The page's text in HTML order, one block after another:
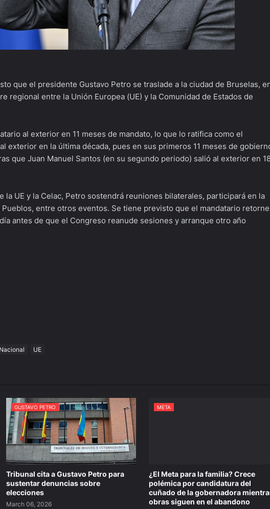
que el presidente Gustavo Petro se traslade a la ciudad de Bruselas,
regional entre la Unión Europea (UE) y la Comunidad de Estados de
al exterior en 11 meses de mandato, lo que lo ratifica como el
exterior en la última década, pues en sus primeros 11 meses de
que Juan Manuel Santos (en su segundo periodo) salió al exterior en
la UE y la Celac, Petro sostendrá reuniones bilaterales, participará en la
entre otros eventos. Se tiene previsto que el mandatario
antes de que el Congreso reanude sesiones y arranque otro año
Nacional UE
GUSTAVO PETRO
Tribunal cita a Gustavo Petro para
sustentar denuncias sobre
elecciones
March 06, 2026
META
¿El Meta para la familia? Crece
polémica por candidatura del
cuñado de la gobernadora
obras siguen en el abandono